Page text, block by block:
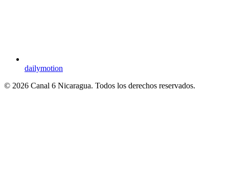
dailymotion
© 2026 Canal 6 Nicaragua. Todos los derechos reservados.